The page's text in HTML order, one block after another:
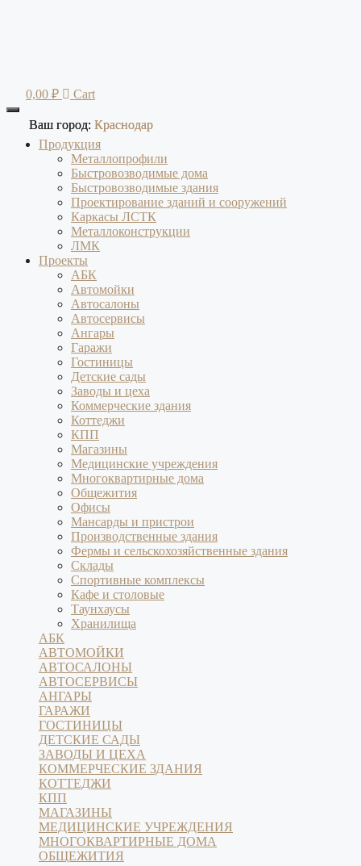
0,00 ₽ Cart
Продукция
Металлопрофили
Быстровозводимые дома
Быстровозводимые здания
Проектирование зданий и сооружений
Каркасы ЛСТК
Металлоконструкции
ЛМК
Проекты
АБК
Автомойки
Автосалоны
Автосервисы
Ангары
Гаражи
Гостиницы
Детские сады
Заводы и цеха
Коммерческие здания
Коттеджи
КПП
Магазины
Медицинские учреждения
Многоквартирные дома
Общежития
Офисы
Мансарды и пристрои
Производственные здания
Фермы и сельскохозяйственные здания
Склады
Спортивные комплексы
Кафе и столовые
Таунхаусы
Хранилища
АБК
АВТОМОЙКИ
АВТОСАЛОНЫ
АВТОСЕРВИСЫ
АНГАРЫ
ГАРАЖИ
ГОСТИНИЦЫ
ДЕТСКИЕ САДЫ
ЗАВОДЫ И ЦЕХА
КОММЕРЧЕСКИЕ ЗДАНИЯ
КОТТЕДЖИ
КПП
МАГАЗИНЫ
МЕДИЦИНСКИЕ УЧРЕЖДЕНИЯ
МНОГОКВАРТИРНЫЕ ДОМА
ОБЩЕЖИТИЯ
Ваш город: Краснодар
Ваш город: Краснодар